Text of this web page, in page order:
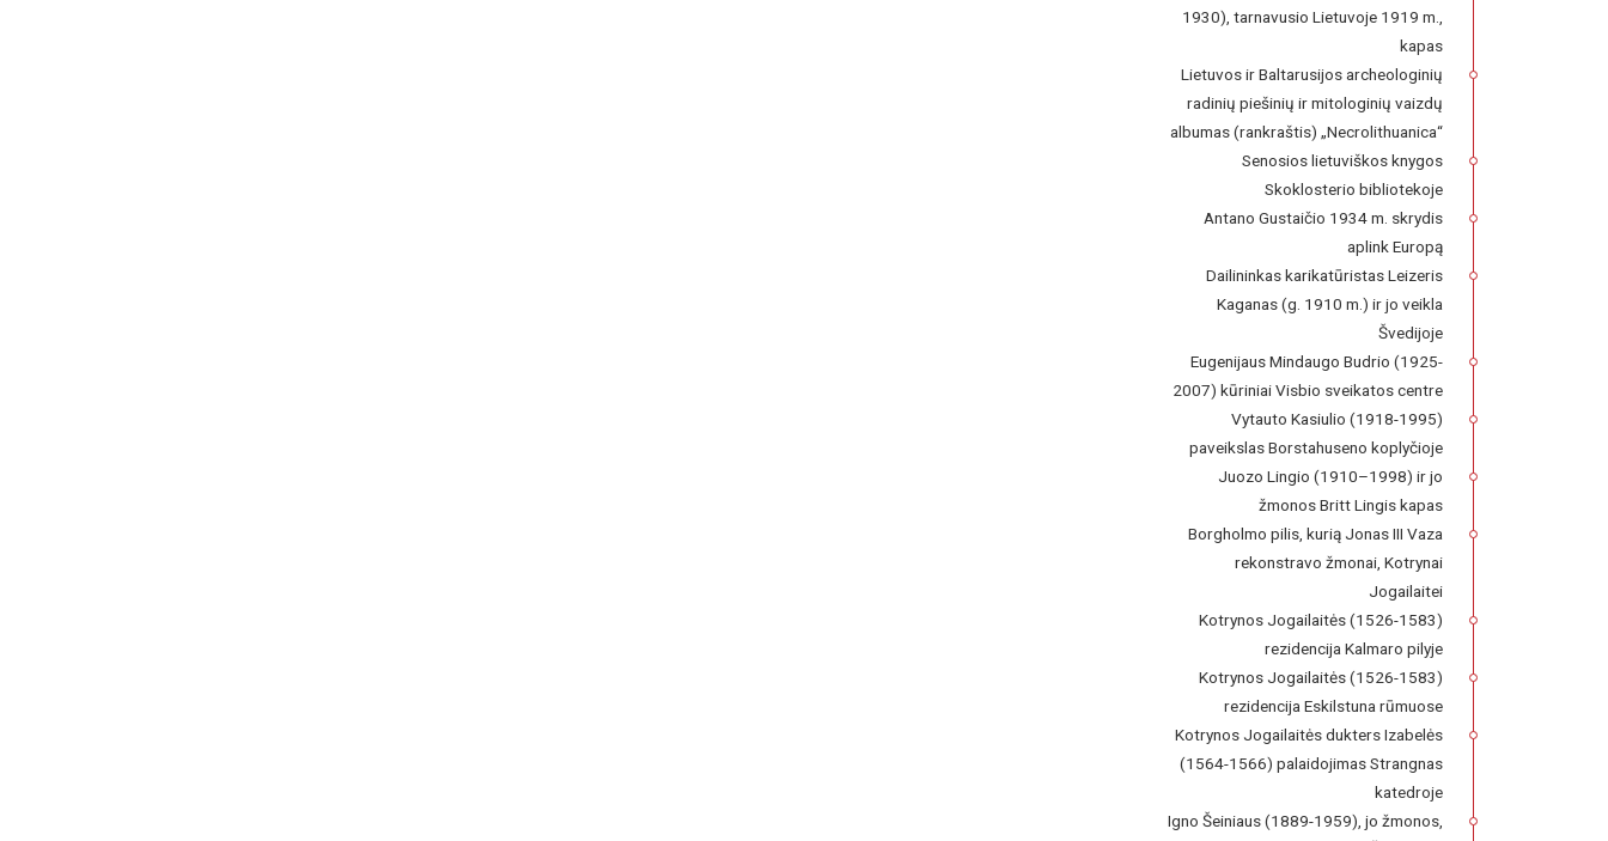
1930), tarnavusio Lietuvoje 1919 m.,
kapas
Lietuvos ir Baltarusijos archeologinių
radinių piešinių ir mitologinių vaizdų
albumas (rankraštis) „Necrolithuanica“
Senosios lietuviškos knygos
Skoklosterio bibliotekoje
Antano Gustaičio 1934 m. skrydis
aplink Europą
Dailininkas karikatūristas Leizeris
Kaganas (g. 1910 m.) ir jo veikla
Švedijoje
Eugenijaus Mindaugo Budrio (1925-
2007) kūriniai Visbio sveikatos centre
Vytauto Kasiulio (1918-1995)
paveikslas Borstahuseno koplyčioje
Juozo Lingio (1910–1998) ir jo
žmonos Britt Lingis kapas
Borgholmo pilis, kurią Jonas III Vaza
rekonstravo žmonai, Kotrynai
Jogailaitei
Kotrynos Jogailaitės (1526-1583)
rezidencija Kalmaro pilyje
Kotrynos Jogailaitės (1526-1583)
rezidencija Eskilstuna rūmuose
Kotrynos Jogailaitės dukters Izabelės
(1564-1566) palaidojimas Strangnas
katedroje
Igno Šeiniaus (1889-1959), jo žmonos,